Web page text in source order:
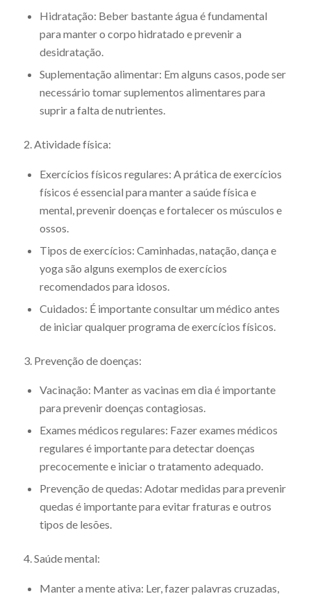
Hidratação: Beber bastante água é fundamental
para manter o corpo hidratado e prevenir a
desidratação.
Suplementação alimentar: Em alguns casos, pode ser
necessário tomar suplementos alimentares para
suprir a falta de nutrientes.
2. Atividade física:
Exercícios físicos regulares: A prática de exercícios
físicos é essencial para manter a saúde física e
mental, prevenir doenças e fortalecer os músculos e
ossos.
Tipos de exercícios: Caminhadas, natação, dança e
yoga são alguns exemplos de exercícios
recomendados para idosos.
Cuidados: É importante consultar um médico antes
de iniciar qualquer programa de exercícios físicos.
3. Prevenção de doenças:
Vacinação: Manter as vacinas em dia é importante
para prevenir doenças contagiosas.
Exames médicos regulares: Fazer exames médicos
regulares é importante para detectar doenças
precocemente e iniciar o tratamento adequado.
Prevenção de quedas: Adotar medidas para prevenir
quedas é importante para evitar fraturas e outros
tipos de lesões.
4. Saúde mental:
Manter a mente ativa: Ler, fazer palavras cruzadas,